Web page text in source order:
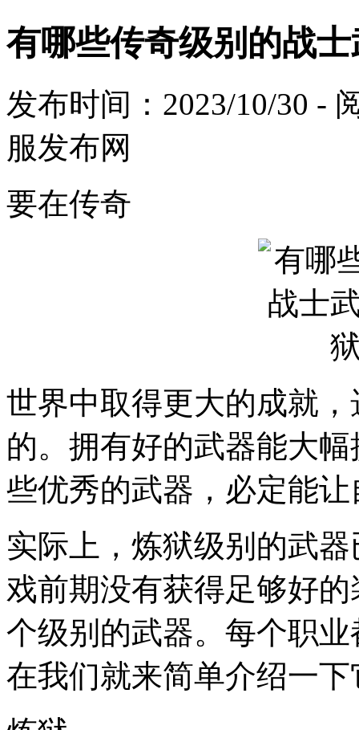
有哪些传奇级别的战
发布时间：2023/10/30 -
服发布网
要在传奇
世界中取得更大的成就
的。拥有好的武器能大
些优秀的武器，必定能
实际上，炼狱级别的武
戏前期没有获得足够好
个级别的武器。每个职
在我们就来简单介绍一下